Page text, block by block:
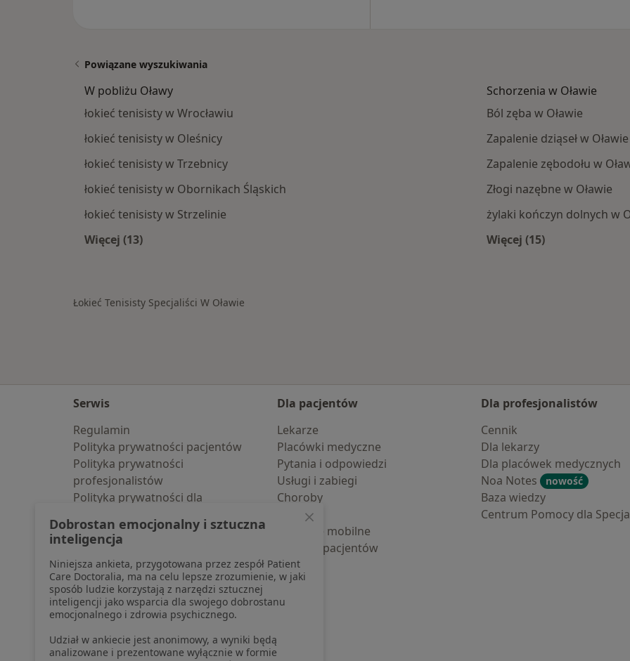
Powiązane wyszukiwania
W pobliżu Oławy
łokieć tenisisty w Wrocławiu
łokieć tenisisty w Oleśnicy
łokieć tenisisty w Trzebnicy
łokieć tenisisty w Obornikach Śląskich
łokieć tenisisty w Strzelinie
Więcej (13)
Schorzenia w Oławie
Ból zęba w Oławie
Zapalenie dziąseł w Oławie
Zapalenie zębodołu w
Złogi nazębne w Oławie
żylaki kończyn dolnych w
Więcej (15)
Łokieć Tenisisty Specjaliści W Oławie
Serwis
Regulamin
Polityka prywatności pacjentów
Polityka prywatności
profesjonalistów
Polityka prywatności dla
pozyskaliśmy samodzielnie
Polityka cookies
Jak działają wyniki wyszukiwania
Dostępność
O nas
Praca Rekrutujemy!
Partnerzy
Centrum prasowe
Dla pacjentów
Lekarze
Placówki medyczne
Pytania i odpowiedzi
Usługi i zabiegi
Choroby
Pomoc
Aplikacje mobilne
Blog dla pacjentów
Dla profesjonalistów
Cennik
Dla lekarzy
Dla placówek medycznych
Noa Notes
nowość
Baza wiedzy
Centrum Pomocy dla
Dobrostan emocjonalny i sztuczna
inteligencja
Niniejsza ankieta, przygotowana przez zespół Patient
Care Doctoralia, ma na celu lepsze zrozumienie, w jaki
sposób ludzie korzystają z narzędzi sztucznej
inteligencji jako wsparcia dla swojego dobrostanu
emocjonalnego i zdrowia psychicznego.
Udział w ankiecie jest anonimowy, a wyniki będą
analizowane i prezentowane wyłącznie w formie